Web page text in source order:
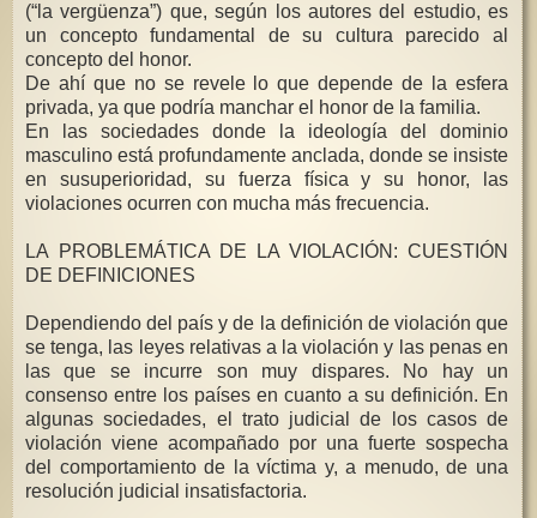
(“la vergüenza”) que, según los autores del estudio, es
un concepto fundamental de su cultura parecido al
concepto del honor.
De ahí que no se revele lo que depende de la esfera
privada, ya que podría manchar el honor de la familia.
En las sociedades donde la ideología del dominio
masculino está profundamente anclada, donde se insiste
en susuperioridad, su fuerza física y su honor, las
violaciones ocurren con mucha más frecuencia.
LA PROBLEMÁTICA DE LA VIOLACIÓN: CUESTIÓN
DE DEFINICIONES
Dependiendo del país y de la definición de violación que
se tenga, las leyes relativas a la violación y las penas en
las que se incurre son muy dispares. No hay un
consenso entre los países en cuanto a su definición. En
algunas sociedades, el trato judicial de los casos de
violación viene acompañado por una fuerte sospecha
del comportamiento de la víctima y, a menudo, de una
resolución judicial insatisfactoria.